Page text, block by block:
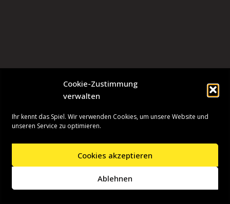
Cookie-Zustimmung
verwalten
Ihr kennt das Spiel. Wir verwenden Cookies, um unsere Website und
unseren Service zu optimieren.
Cookies akzeptieren
Ablehnen
| Präsentiert vonWordPress
Presseinformationen